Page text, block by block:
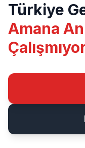
Türkiye
Amana